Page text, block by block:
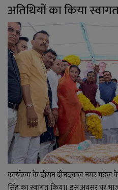
अतिथियों का किया
कार्यक्रम के दौरान दीनदयाल नगर मंडल